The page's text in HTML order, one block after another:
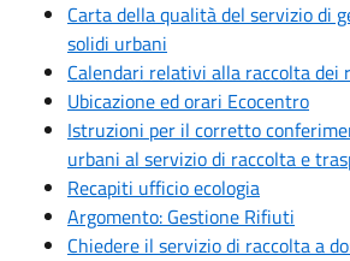
Carta della qualità del servizio di
solidi urbani
Calendari relativi alla raccolta
Ubicazione ed orari Ecocentro
Istruzioni per il corretto
urbani al servizio di raccolta e
Recapiti ufficio ecologia
Argomento: Gestione Rifiuti
Chiedere il servizio di raccolta a